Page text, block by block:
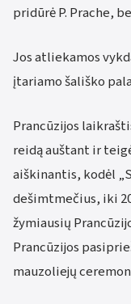
pridūrė P. Prache,
Jos atliekamos
įtariamo šališko
Prancūzijos
reidą auštant ir
aiškinantis, kodėl
dešimtmečius, iki
žymiausių
Prancūzijos
mauzoliejų